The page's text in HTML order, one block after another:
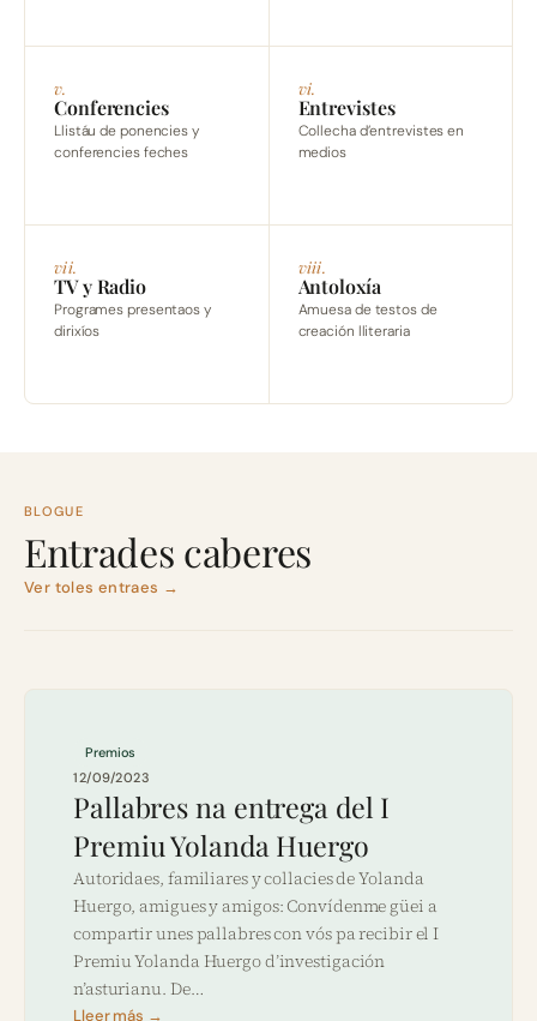
v.
Conferencies
Llistáu de ponencies y
conferencies feches
vi.
Entrevistes
Collecha d’entrevistes en
medios
vii.
TV y Radio
Programes presentaos y
dirixíos
viii.
Antoloxía
Amuesa de testos de
creación lliteraria
BLOGUE
Entrades caberes
Ver toles entraes →
Premios
12/09/2023
Pallabres na entrega del I
Premiu Yolanda Huergo
Autoridaes, familiares y collacies de Yolanda
Huergo, amigues y amigos: Convídenme güei a
compartir unes pallabres con vós pa recibir el I
Premiu Yolanda Huergo d’investigación
n’asturianu. De…
Lleer más →